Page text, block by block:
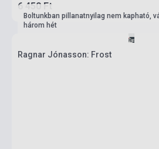
6 450 Ft
Boltunkban pillanatnyilag nem kapható,
három hét
Ragnar Jónasson: Frost